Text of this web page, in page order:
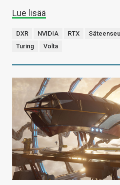
Lue lisää
DXR NVIDIA RTX
Turing
Volta